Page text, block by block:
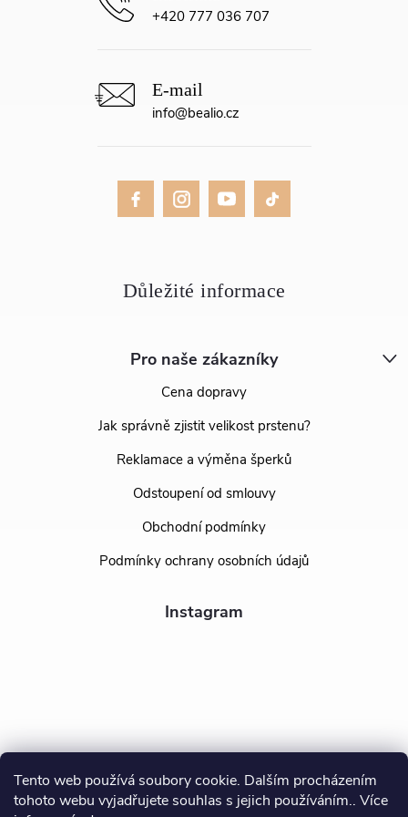
Tento web používá soubory cookie. Dalším procházením
tohoto webu vyjadřujete souhlas s jejich používáním.. Více
Pro naše zákazníky
Cena dopravy
Jak správně zjistit velikost prstenu?
Reklamace a výměna šperků
Odstoupení od smlouvy
Obchodní podmínky
Podmínky ochrany osobních údajů
Instagram
Sledovat na Instagramu
info@bealio.cz
+420 777 036 707